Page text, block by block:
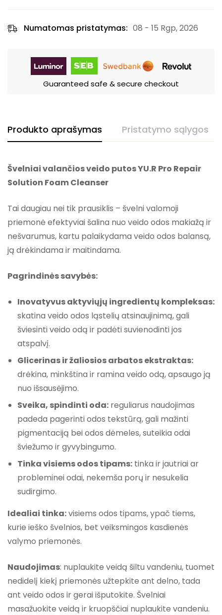
Numatomas pristatymas: 08 - 15 Rgp, 2026
Guaranteed safe & secure checkout
Produkto aprašymas Pristatymo sąlygos
Švelniai valančios veido putos YU.R Pro Repair
Solution Foam Cleanser
Tai daugiau nei tik prausiklis – švelni valomoji
priemonė efektyviai šalina nuo veido odos makiažą ir
nešvarumus, kartu palaikydama veido odos balansą,
ją drėkindama ir maitindama.
Pagrindinės savybės:
Inovatyvus aktyviųjų ingredientų kompleksas:
skatina veido odos ląstelių atsinaujinimą, gali
šviesinti veido odą ir padėti suvienodinti jos
atspalvį.
Glicerinas ir žaliosios arbatos ekstraktas:
drėkina, minkština ir ramina veido odą, apsaugo ją
nuo išsausėjimo.
Sveika, spindinti oda: reguliarus naudojimas
padeda pagerinti odos tekstūrą, gali mažinti
pigmentaciją bei odos dėmeles, suteikia odai
šviežumo ir gyvybingumo.
Tinka visiems odos tipams: tinka ir jautriai ar
probleminei odai, nekemša porų ir nesukelia
sudirgimo.
Idealiai tinka:visiems odos tipams, ypač tiems,
kurie ieško švelnios, bet veiksmingos kasdienės
valymo priemonės.
Naudojimas: nuplaukite veidą šiltu vandeniu, tuomet
nedidelį kiekį priemonės užtepkite ant delno, tada
ant veido odos ir gerai išputokite. Švelniai
masažuokite veidą ir kruopščiai nuplaukite vandeniu.